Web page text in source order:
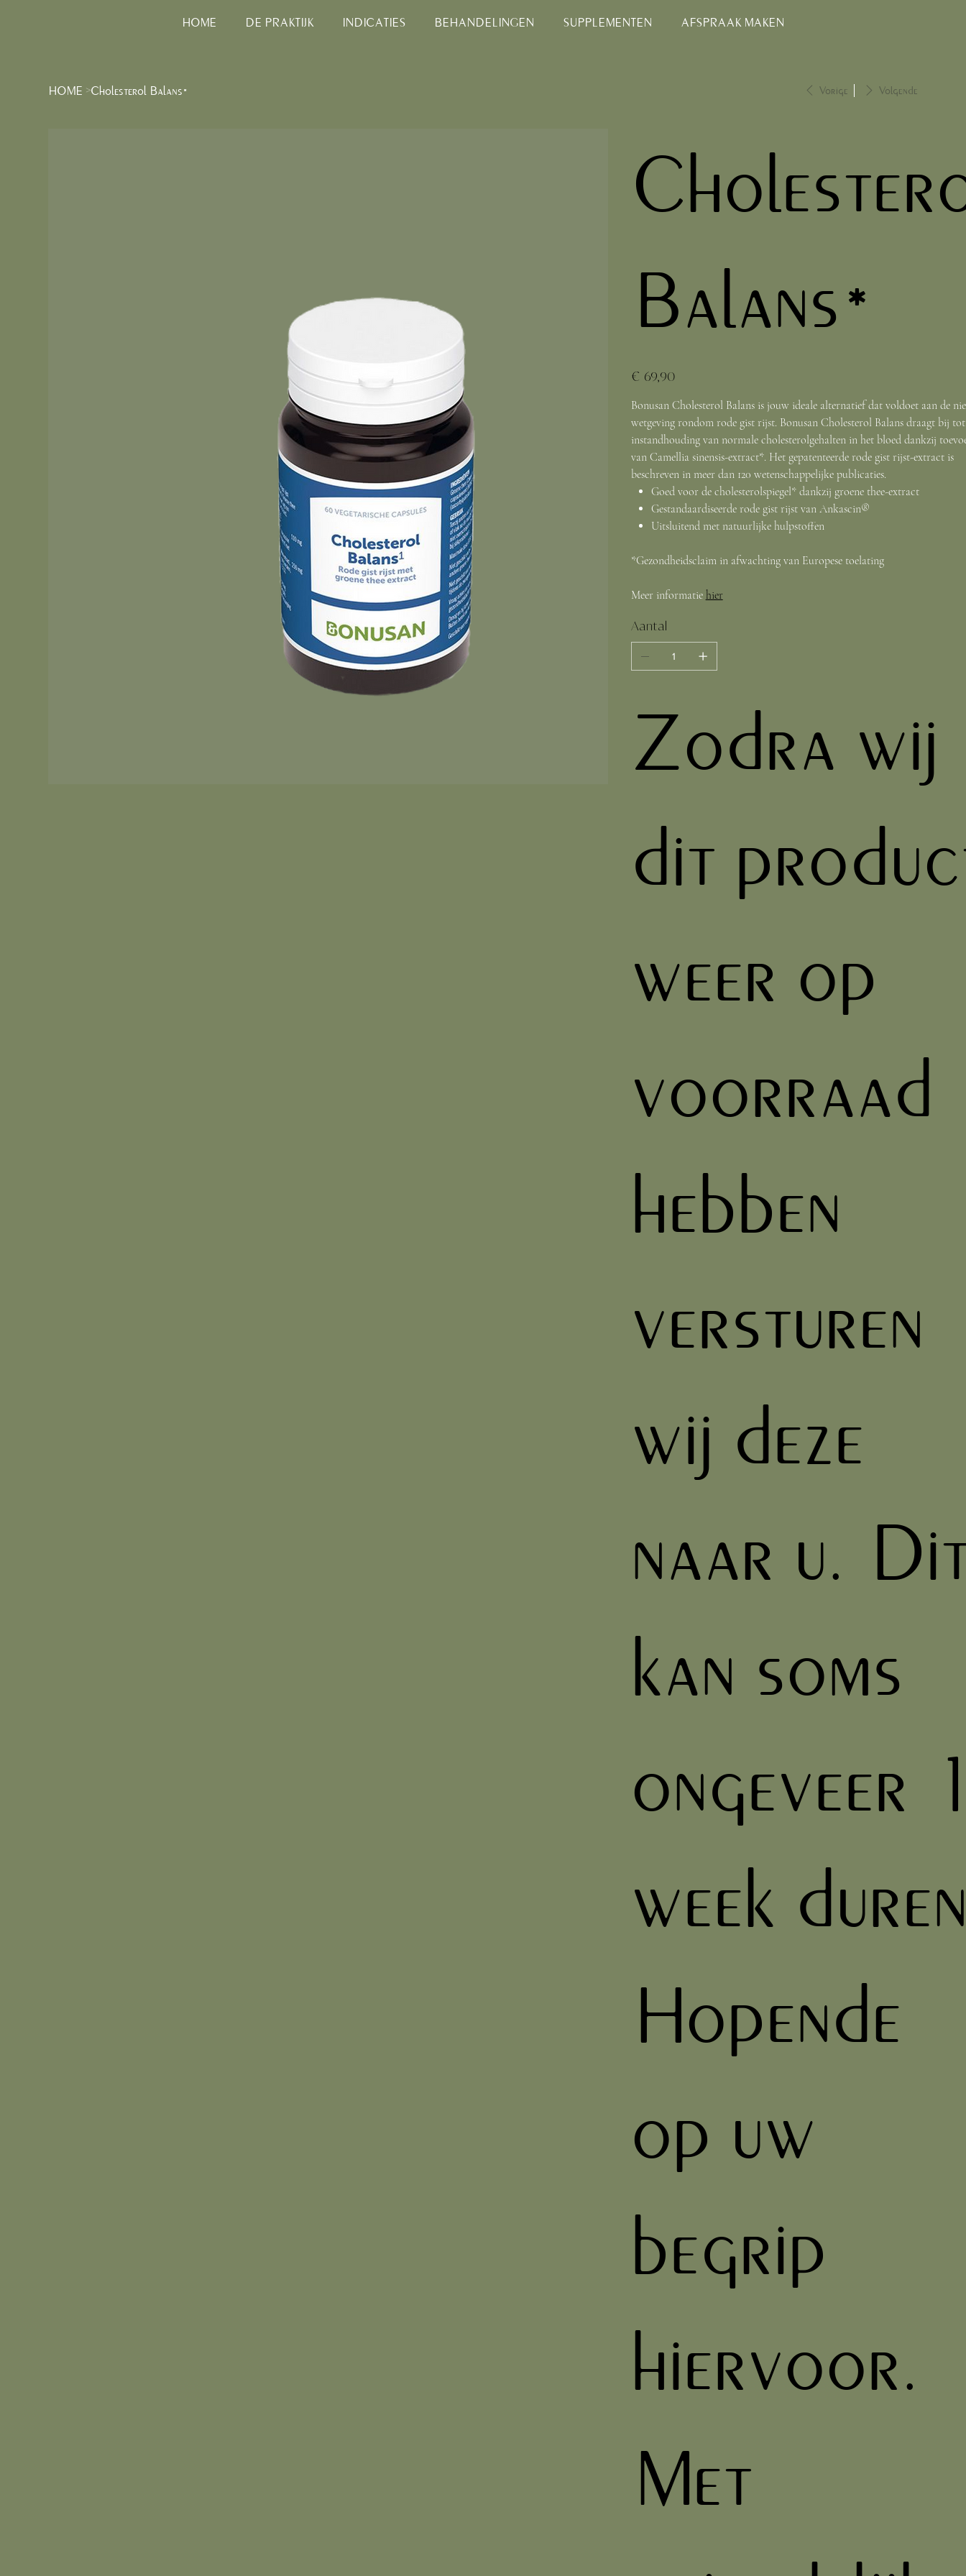
HOME DE PRAKTIJK INDICATIES BEHANDELINGEN SUPPLEMENTEN AFSPRAAK MAKEN
HOME >Cholesterol Balans* Vorige Volgende
Balans*
Prijs
€ 69,90
Bonusan Cholesterol Balans is jouw ideale alternatief dat voldoet aan de
wetgeving rondom rode gist rijst. Bonusan Cholesterol Balans draagt bij
instandhouding van normale cholesterolgehalten in het bloed dankzij
van Camellia sinensis-extract*. Het gepatenteerde rode gist rijst-extract is
beschreven in meer dan 120 wetenschappelijke publicaties.
Goed voor de cholesterolspiegel* dankzij groene thee-extract
Gestandaardiseerde rode gist rijst van Ankascin®
Uitsluitend met natuurlijke hulpstoffen
*Gezondheidsclaim in afwachting van Europese toelating
Meer informatie hier
Aantal
Zodra wij
dit
weer op
voorraad
hebben
versturen
wij deze
naar u.
kan soms
ongeveer
week
Hopende
op uw
begrip
hiervoor.
Met